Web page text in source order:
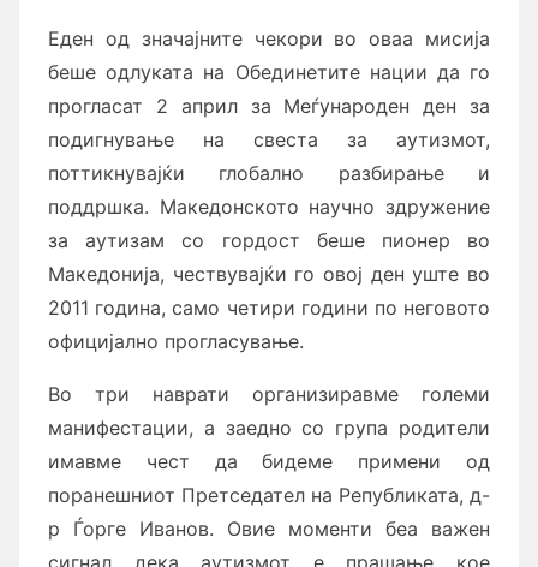
Еден од значајните чекори во оваа мисија
беше одлуката на Обединетите нации да го
прогласат 2 април за Меѓународен ден за
подигнување на свеста за аутизмот,
поттикнувајќи глобално разбирање и
поддршка. Македонското научно здружение
за аутизам со гордост беше пионер во
Македонија, чествувајќи го овој ден уште во
2011 година, само четири години по неговото
официјално прогласување.
Во три наврати организиравме големи
манифестации, а заедно со група родители
имавме чест да бидеме примени од
поранешниот Претседател на Републиката, д-
р Ѓорге Иванов. Овие моменти беа важен